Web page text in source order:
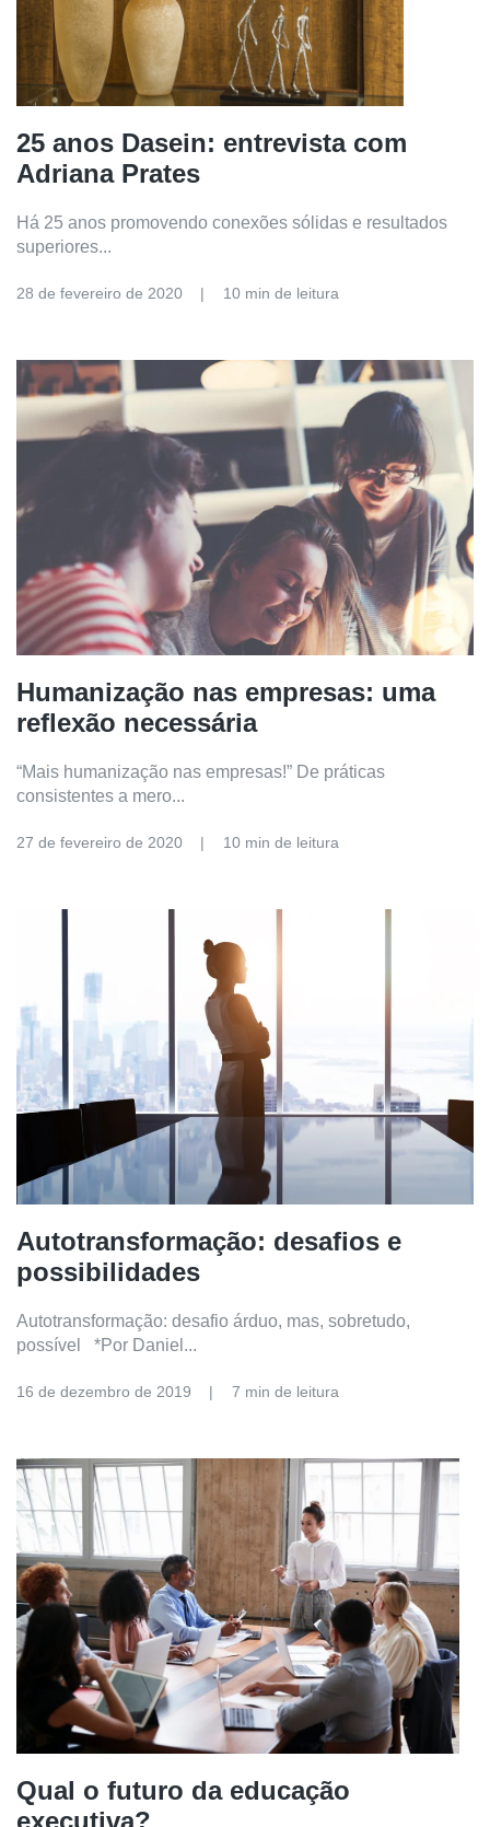
25 anos Dasein: entrevista com
Adriana Prates
Há 25 anos promovendo conexões sólidas e resultados
superiores...
28 de fevereiro de 2020 10 min de leitura
Humanização nas empresas: uma
reflexão necessária
“Mais humanização nas empresas!” De práticas
consistentes a mero...
27 de fevereiro de 2020 10 min de leitura
Autotransformação: desafios e
possibilidades
Autotransformação: desafio árduo, mas, sobretudo,
possível *Por Daniel...
16 de dezembro de 2019 7 min de leitura
Qual o futuro da educação
executiva?